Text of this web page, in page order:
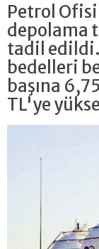
Petrol
depolama
tadil
bedelleri
başına
TL'ye